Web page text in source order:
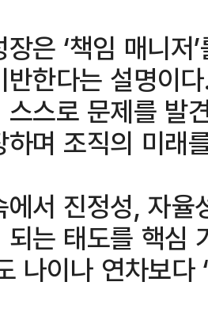
은 ‘책임 매니저
한다는 설명이
스로 문제를 발
며 조직의 미래
에서 진정성, 자
는 태도를 핵심
나이나 연차보다